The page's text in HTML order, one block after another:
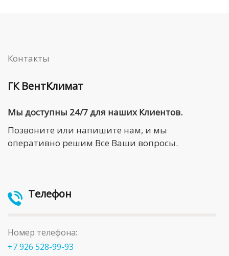
Контакты
ГК ВентКлимат
Мы доступны 24/7 для наших Клиентов.
Позвоните или напишите нам, и мы
оперативно решим Все Ваши вопросы.
Телефон
Номер телефона:
+7 926 528-99-93